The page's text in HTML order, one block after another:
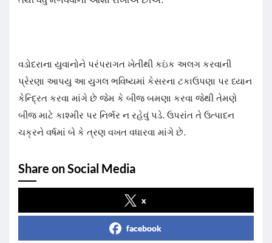
વડોદરાના યુવાનોને પરંપરાગત ખેતીથી કઇંક અલગ કરવાની
પ્રેરણા આપયુ આ યુગલ ભવિષ્યમાં કેસરના ટકાઉપણા પર ધ્યાન
કેન્દ્રિત કરવા માંગે છે જેમ કે બીજ બમણા કરવા જેથી તેમણે
બીજ માટે કાશ્મીર પર નિર્ભર ન રહેવું પડે. ઉપરાંત તે ઉત્પાદન
ચક્રને વર્ષમાં બે કે ત્રણ વખત વધારવા માંગે છે.
Share on Social Media
x
facebook